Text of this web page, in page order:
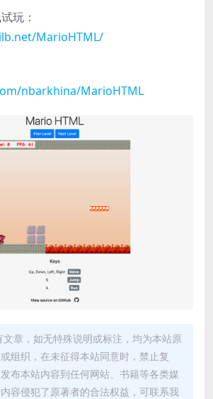
玩：
MarioHTML/
nbarkhina/MarioHTML
文章，如无特殊说明或标注，均为本站原
组织，在未征得本站同意时，禁止复
布本站内容到任何网站、书籍等各类媒
容侵犯了原著者的合法权益，可联系我